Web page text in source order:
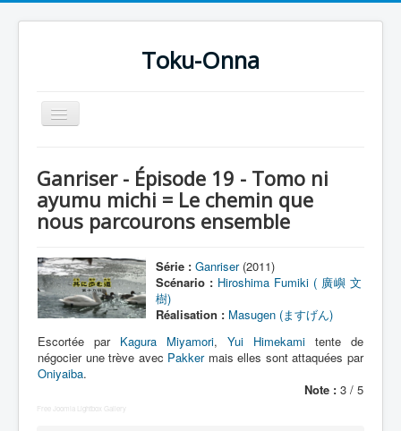
Toku-Onna
Basculer
la
Toku-Actrices
Toku-Critiques
Films
COSAA
Dessins
Artiste Asperger
Ganriser - Épisode 19 - Tomo ni
ayumu michi = Le chemin que
nous parcourons ensemble
Série : Ganriser(2011)
Scénario : Hiroshima Fumiki ( 廣嶼 文
樹)
Réalisation : Masugen (ますげん)
Escortée par Kagura Miyamori, Yui Himekami tente de
négocier une trève avec Pakkermais elles sont attaquées par
Oniyaiba.
Note : 3 / 5
Free Joomla Lightbox Gallery